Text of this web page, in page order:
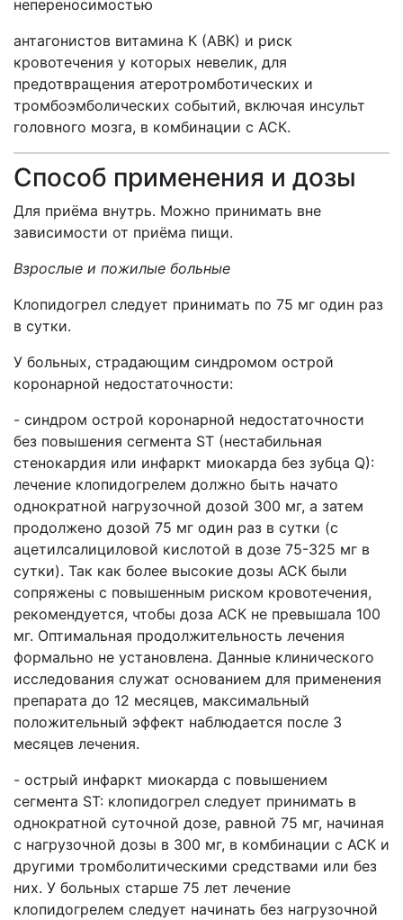
непереносимостью
антагонистов витамина К (АВК) и риск
кровотечения у которых невелик, для
предотвращения атеротромботических и
тромбоэмболических событий, включая инсульт
головного мозга, в комбинации с АСК.
Способ применения и дозы
Для приёма внутрь. Можно принимать вне
зависимости от приёма пищи.
Взрослые и пожилые больные
Клопидогрел следует принимать по 75 мг один раз
в сутки.
У больных, страдающим синдромом острой
коронарной недостаточности:
- синдром острой коронарной недостаточности
без повышения сегмента ST (нестабильная
стенокардия или инфаркт миокарда без зубца Q):
лечение клопидогрелем должно быть начато
однократной нагрузочной дозой 300 мг, а затем
продолжено дозой 75 мг один раз в сутки (с
ацетилсалициловой кислотой в дозе 75-325 мг в
сутки). Так как более высокие дозы АСК были
сопряжены с повышенным риском кровотечения,
рекомендуется, чтобы доза АСК не превышала 100
мг. Оптимальная продолжительность лечения
формально не установлена. Данные клинического
исследования служат основанием для применения
препарата до 12 месяцев, максимальный
положительный эффект наблюдается после 3
месяцев лечения.
- острый инфаркт миокарда с повышением
сегмента ST: клопидогрел следует принимать в
однократной суточной дозе, равной 75 мг, начиная
с нагрузочной дозы в 300 мг, в комбинации с АСК и
другими тромболитическими средствами или без
них. У больных старше 75 лет лечение
клопидогрелем следует начинать без нагрузочной